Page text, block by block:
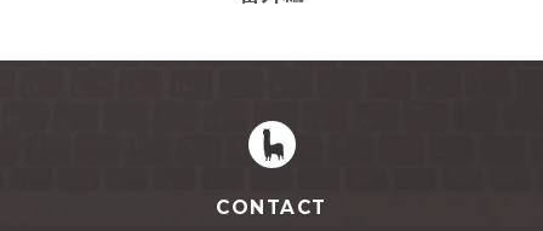
CONTACT